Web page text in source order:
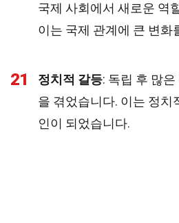
국제 사회에서 새로운 역
이는 국제 관계에 큰 변화
21 정치적 갈등: 독립 후 많
을 겪었습니다. 이는 정치
인이 되었습니다.